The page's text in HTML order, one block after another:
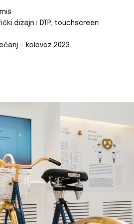
dizajn i DTP, touchscreen
- kolovoz 2023.